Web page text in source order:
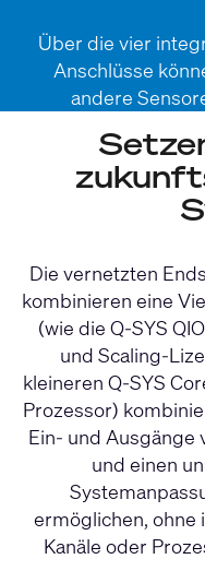
Über die vier
Anschlüsse
andere
Die vernetzten
kombinieren eine
(wie die Q-SYS
und Scaling-
kleineren Q-SYS
Prozessor)
Ein- und Ausgänge
und einen
ermöglichen,
Kanäle oder